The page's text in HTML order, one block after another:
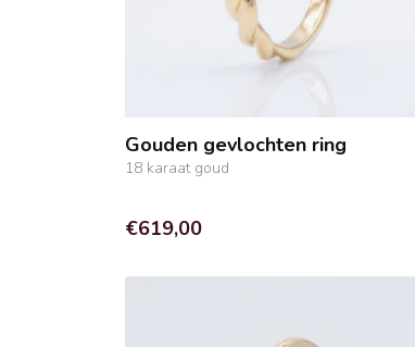
Gouden gevlochten ring
18 karaat goud
€619,00